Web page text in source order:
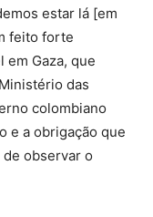
estar lá [em
feito forte
em Gaza, que
das
colombiano
e a obrigação que
observar o